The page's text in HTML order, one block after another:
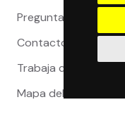
Preguntas Frecuentes
Contacto
Trabaja con nosotros
Mapa del sitio